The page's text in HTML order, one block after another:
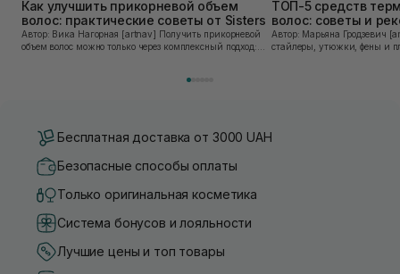
Как улучшить прикорневой объем
волос: практические советы от Sisters
Автор: Вика Нагорная [artnav] Получить прикорневой
объем волос можно только через комплексный подход:
ТОП-5 средств
волос: советы и
Sisters
Автор: Марьяна Гродзевич [artnav] Современные
стайлеры, утюжки, фены и
Бесплатная доставка от 3000 UAH
Безопасные способы оплаты
Только оригинальная косметика
Система бонусов и лояльности
Лучшие цены и топ товары